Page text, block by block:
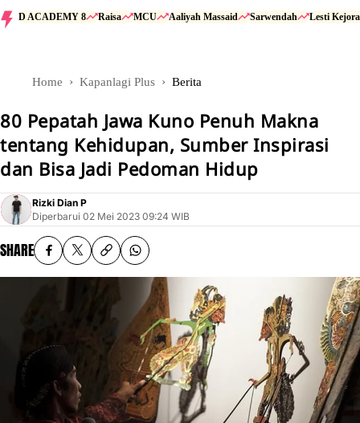
D ACADEMY 8 Raisa MCU Aaliyah Massaid Sarwendah Lesti Kejora
Home Kapanlagi Plus Berita
80 Pepatah Jawa Kuno Penuh Makna
tentang Kehidupan, Sumber Inspirasi
dan Bisa Jadi Pedoman Hidup
Rizki Dian P
Diperbarui 02 Mei 2023 09:24 WIB
SHARE